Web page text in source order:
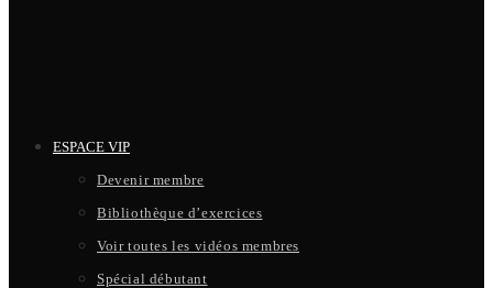
ESPACE VIP
Devenir membre
Bibliothèque d’exercices
Voir toutes les vidéos membres
Spécial débutant